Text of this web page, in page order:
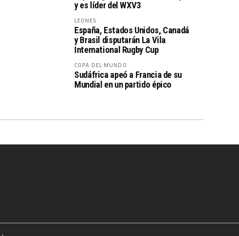
y es líder del WXV3
LEONES
España, Estados Unidos, Canadá
y Brasil disputarán La Vila
International Rugby Cup
COPA DEL MUNDO
Sudáfrica apeó a Francia de su
Mundial en un partido épico